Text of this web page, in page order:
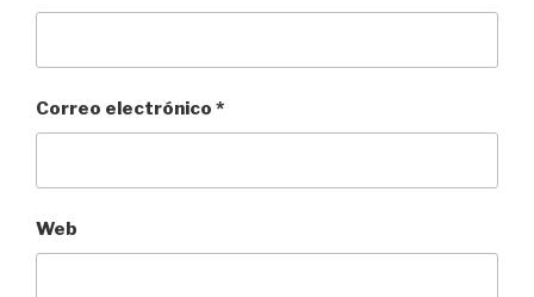
Correo electrónico *
Web